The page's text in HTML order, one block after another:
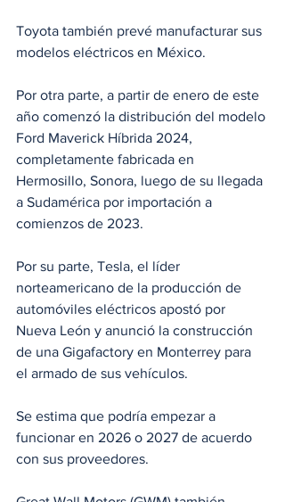
Toyota también prevé manufacturar sus
modelos eléctricos en México.
Por otra parte, a partir de enero de este
año comenzó la distribución del modelo
Ford Maverick Híbrida 2024,
completamente fabricada en
Hermosillo, Sonora, luego de su llegada
a Sudamérica por importación a
comienzos de 2023.
Por su parte, Tesla, el líder
norteamericano de la producción de
automóviles eléctricos apostó por
Nueva León y anunció la construcción
de una Gigafactory en Monterrey para
el armado de sus vehículos.
Se estima que podría empezar a
funcionar en 2026 o 2027 de acuerdo
con sus proveedores.